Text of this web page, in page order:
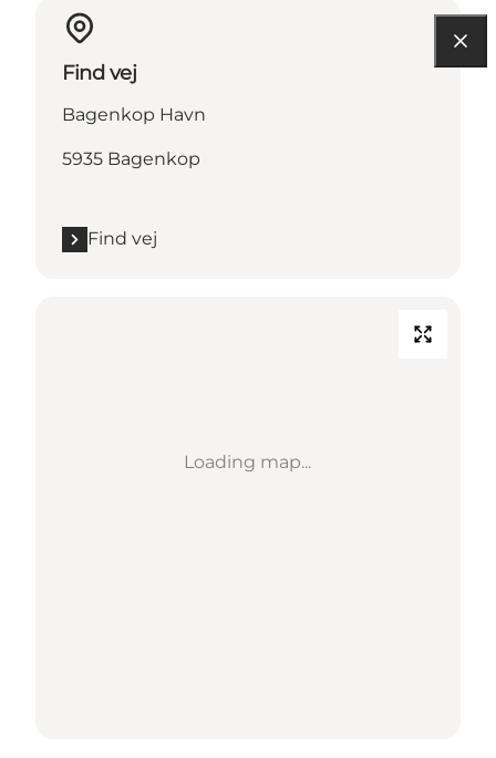
Find vej
Bagenkop Havn
5935 Bagenkop
Find vej
Loading map...